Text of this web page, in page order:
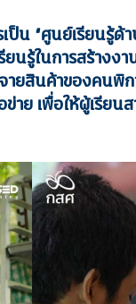
น “ศูนย์เรียนรู้ด้า
ยนรู้ในการสร้าง
ยสินค้าของคนพิก
ย เพื่อให้ผู้เรียน